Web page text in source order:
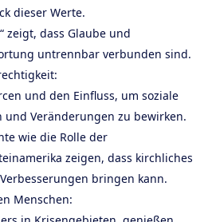
dieser Werte.
zeigt, dass Glaube und
untrennbar verbunden sind.
und den Einfluss, um soziale
Veränderungen zu bewirken.
wie die Rolle der
zeigen, dass kirchliches
bringen kann.
Menschen: